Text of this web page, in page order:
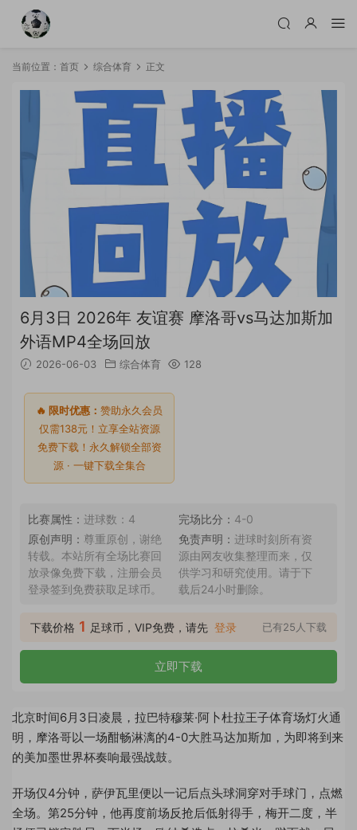
当前位置： 首页 综合体育 正文
6月3日 2026年 友谊赛 摩洛哥vs马达加斯加
外语MP4全场回放
2026-06-03 综合体育 128
🔥 限时优惠： 赞助永久会员
仅需138元！立享全站资源
免费下载！永久解锁全部资
源 · 一键下载全集合
比赛属性： 进球数：4 完场比分： 4-0
原创声明： 尊重原创，谢绝
转载。本站所有全场比赛回
放录像免费下载，注册会员
登录签到免费获取足球币。
免责声明： 进球时刻所有资
源由网友收集整理而来，仅
供学习和研究使用。请于下
载后24小时删除。
下载价格 1 足球币，VIP免费，请先 登录 已有25人下载
立即下载
北京时间6月3日凌晨，拉巴特穆莱·阿卜杜拉王子体育场灯火通
明，摩洛哥以一场酣畅淋漓的4-0大胜马达加斯加，为即将到来
的美加墨世界杯奏响最强战鼓。
开场仅4分钟，萨伊瓦里便以一记后点头球洞穿对手球门，点燃
全场。第25分钟，他再度前场反抢后低射得手，梅开二度，半